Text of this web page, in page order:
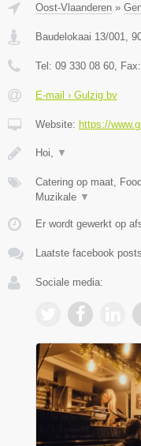
Oost-Vlaanderen »
Baudelokaai 13/001
Tel: 09 330 08 60 , Fax:
E-mail › Gulzig bv
Website: https://
Hoi, ▼
Catering op maat,
Muzikale ▼
Er wordt gewerkt op
Laatste facebook posts
Sociale media: